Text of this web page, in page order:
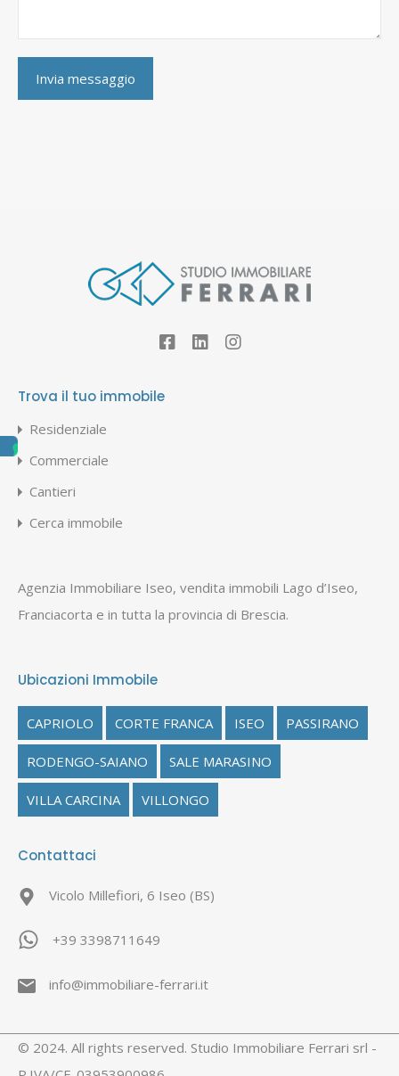
Trova il tuo immobile
Residenziale
Commerciale
Cantieri
Cerca immobile
Agenzia Immobiliare Iseo, vendita immobili Lago d’Iseo,
Franciacorta e in tutta la provincia di Brescia.
Ubicazioni Immobile
CAPRIOLO CORTE FRANCA ISEO PASSIRANO
RODENGO-SAIANO SALE MARASINO
VILLA CARCINA VILLONGO
Contattaci
Vicolo Millefiori, 6 Iseo (BS)
+39 3398711649
info@immobiliare-ferrari.it
© 2024. All rights reserved. Studio Immobiliare Ferrari srl -